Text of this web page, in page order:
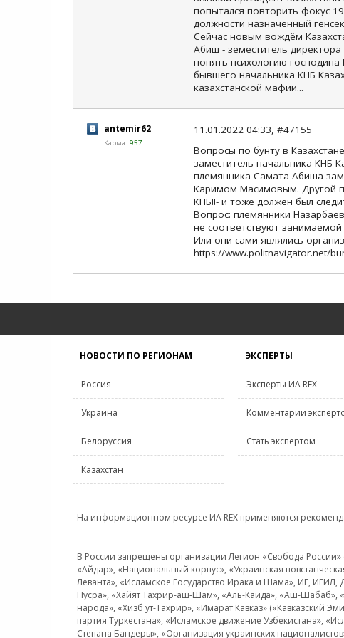
попытался повторить фокус
должности назначенный
Сейчас новым вождём
Абиш - земеститель
понять психологию господина
бывшего начальника КНБ
казахстанской мафии...
antemir62
Карма: 957
11.01.2022 04:33, #47155
Вопросы по бунту в
заместитель начальника КНБ
племянника Самата Абиша
Каримом Масимовым. Другой
КНБ!!- и тоже должен был
Вопрос: племянники
не соответствуют
Или они сами являлись
https://www.politnavigator.net/
НОВОСТИ ПО РЕГИОНАМ
Россия
Украина
Белоруссия
Казахстан
ЭКСПЕРТЫ
Эксперты ИА REX
Комментарии
Стать экспертом
На информационном ресурсе ИА REX применяются
В России запрещены организации Легион «Свобода России»
«Айдар», «Национальный корпус», «Украинская
Леванта», «Исламское Государство Ирака и Шама», ИГ,
Нусра», «Хайят Тахрир-аш-Шам», «Аль-Каида», «Аш-Шабаб»,
народа», «Хизб ут-Тахрир», «Имарат Кавказ» («Кавказский
партия Туркестана», «Исламское движение Узбекистана»,
Степана Бандеры», «Организация украинских